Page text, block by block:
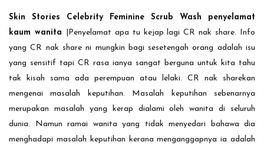
Skin Stories Celebrity Feminine Scrub Wash penyelamat
kaum wanita
|Penyelamat apa tu kejap lagi CR nak share. Info
yang CR nak share ni mungkin bagi sesetengah orang adalah isu
yang sensitif tapi CR rasa ianya sangat berguna untuk kita tahu
tak kisah sama ada perempuan atau lelaki. CR nak sharekan
mengenai masalah keputihan. Masalah keputihan sebenarnya
merupakan masalah yang kerap dialami oleh wanita di seluruh
dunia. Namun ramai wanita yang tidak menyedari bahawa dia
menghadapi masalah keputihan kerana menganggapnya ia adalah